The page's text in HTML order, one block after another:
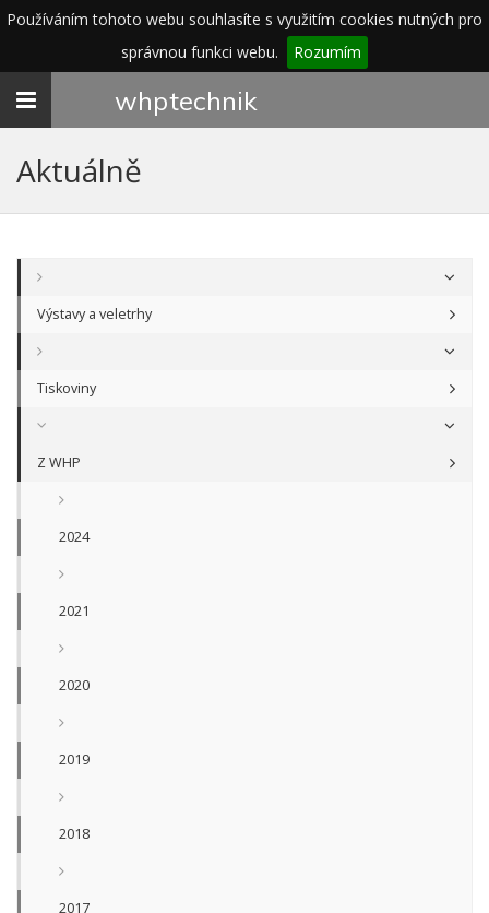
Používáním tohoto webu souhlasíte s využitím cookies nutných pro
správnou funkci webu.
Rozumím
Toggle
whptechnik
Aktuálně
Výstavy a veletrhy
Tiskoviny
Z WHP
2024
2021
2020
2019
2018
2017